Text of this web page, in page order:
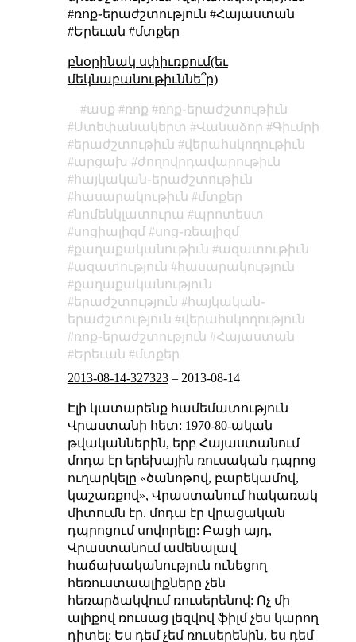
#ռոք֊երաժշտություն #Հայաստան
#Երեւան #մտքեր
բնօրինակ սփիւռքում(եւ
մեկնաբանութիւննե՞ր)
ասք ռոք
ռոք֊երաժշտութիւն
Ստեփանակերտ
Վանաձոր
Գիւմրի
երաժշտութիւն
վերահսկողութիւն
արցախ
ժողովրդավարութիւն
հայկական֊երաժշտութիւն
հասարակութիւն
մտքեր
նոմենկլատուրա
պրոտեստ
սոցիալիզմ
սոց֊ռեալիզմ
քաղաքականութիւն
ազատութիւն
ազատություն
հասարակություն
քաղաքականություն
երաժշտություն
հայկական֊
երաժշտություն
վերահսկողություն
ռոք֊երաժշտություն
Հայաստան
Երեւան
մտքեր
2013-08-14-327323– 2013-08-14
Էլի կատարենք համեմատություն
Վրաստանի հետ: 1970-80-ական
թվականներին, երբ Հայաստանում
մոդա էր երեխային ռուսական դպրոց
ուղարկելը «ծանոթով, բարեկամով,
կաշառքով», Վրաստանում հակառակ
միտումն էր. մոդա էր վրացական
դպրոցում սովորելը: Բացի այդ,
Վրաստանում ամենալավ
հաճախականություն ունեցող
հեռուստաալիքները չեն
հեռարձակվում ռուսերենով: Ոչ մի
ալիքով ռուսաց լեզվով ֆիլմ չես կարող
դիտել: Ես դեմ չեմ ռուսերենին, ես դեմ